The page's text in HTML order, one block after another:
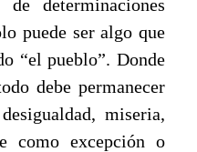
determinaciones
puede ser algo que
“el pueblo”. Donde
debe permanecer
miseria,
como excepción o